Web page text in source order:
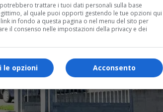
trattare i tuoi dati personali sulla base
al quale puoi opporti gestendo le tue opzioni qui
in fondo a questa pagina o nel menu del sito per
il consenso nelle impostazioni della privacy e dei
Acconsento
le opzioni